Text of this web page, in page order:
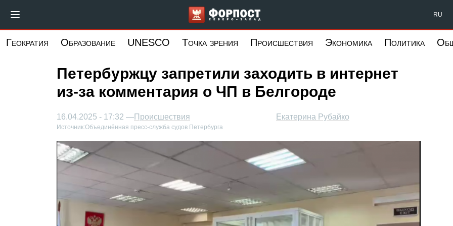
основному
Форпост Северо-Запад RU
Геократия Образование UNESCO Точка зрения Происшествия Экономика Политика
Петербуржцу запретили заходить в интернет
из-за комментария о ЧП в Белгороде
Екатерина Рубайко
16.04.2025 - 17:32 —Происшествия
Источник:Объединённая пресс-служба судов Петербурга